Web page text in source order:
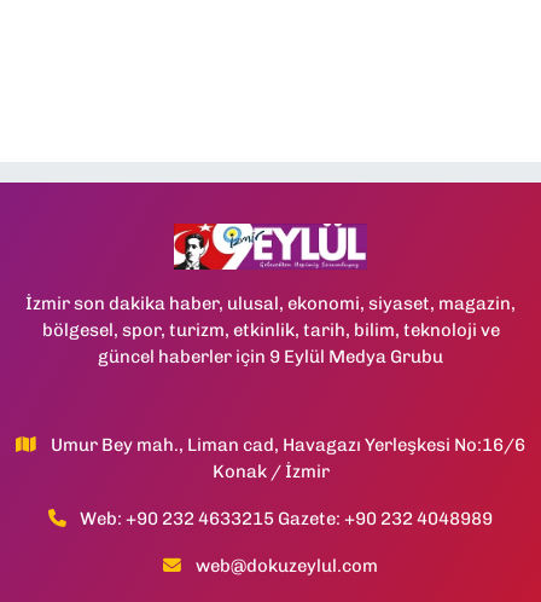
İzmir son dakika haber, ulusal, ekonomi, siyaset, magazin,
bölgesel, spor, turizm, etkinlik, tarih, bilim, teknoloji ve
güncel haberler için 9 Eylül Medya Grubu
Umur Bey mah., Liman cad, Havagazı Yerleşkesi No:16/6
Konak / İzmir
Web: +90 232 4633215 Gazete: +90 232 4048989
web@dokuzeylul.com